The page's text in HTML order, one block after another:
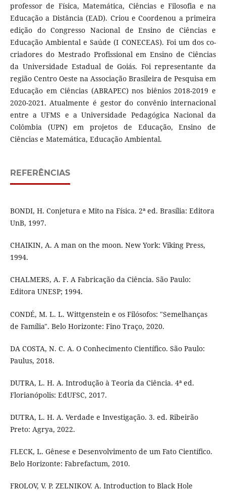
professor de Física, Matemática, Ciências e Filosofia e na
Educação a Distância (EAD). Criou e Coordenou a primeira
edição do Congresso Nacional de Ensino de Ciências e
Educação Ambiental e Saúde (I CONECEAS). Foi um dos co-
criadores do Mestrado Profissional em Ensino de Ciências
da Universidade Estadual de Goiás. Foi representante da
região Centro Oeste na Associação Brasileira de Pesquisa em
Educação em Ciências (ABRAPEC) nos biênios 2018-2019 e
2020-2021. Atualmente é gestor do convênio internacional
entre a UFMS e a Universidade Pedagógica Nacional da
Colômbia (UPN) em projetos de Educação, Ensino de
Ciências e Matemática, Educação Ambiental.
REFERÊNCIAS
BONDI, H. Conjetura e Mito na Física. 2ª ed. Brasília: Editora
UnB, 1997.
CHAIKIN, A. A man on the moon. New York: Viking Press,
1994.
CHALMERS, A. F. A Fabricação da Ciência. São Paulo:
Editora UNESP; 1994.
CONDÉ, M. L. L. Wittgenstein e os Filósofos: "Semelhanças
de Família". Belo Horizonte: Fino Traço, 2020.
DA COSTA, N. C. A. O Conhecimento Científico. São Paulo:
Paulus, 2018.
DUTRA, L. H. A. Introdução à Teoria da Ciência. 4ª ed.
Florianópolis: EdUFSC, 2017.
DUTRA, L. H. A. Verdade e Investigação. 3. ed. Ribeirão
Preto: Agrya, 2022.
FLECK, L. Gênese e Desenvolvimento de um Fato Científico.
Belo Horizonte: Fabrefactum, 2010.
FROLOV, V. P. ZELNIKOV. A. Introduction to Black Hole